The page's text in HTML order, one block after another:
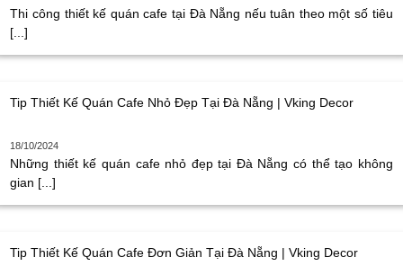
Thi công thiết kế quán cafe tại Đà Nẵng nếu tuân theo một số tiêu
[...]
Tip Thiết Kế Quán Cafe Nhỏ Đẹp Tại Đà Nẵng | Vking Decor
18/10/2024
Những thiết kế quán cafe nhỏ đẹp tại Đà Nẵng có thể tạo không
gian [...]
Tip Thiết Kế Quán Cafe Đơn Giản Tại Đà Nẵng | Vking Decor